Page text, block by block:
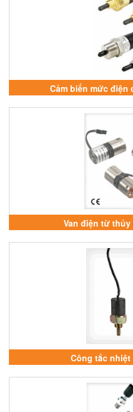
Cảm biến mức điện
Van điện từ thủy
Công tắc nhiệt